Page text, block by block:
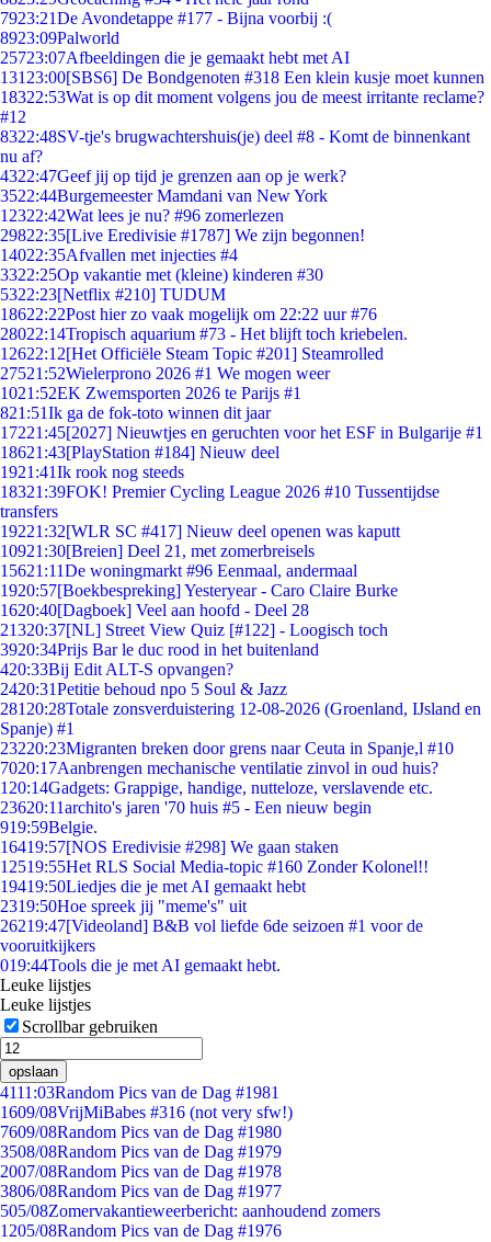
7923:21De Avondetappe #177 - Bijna voorbij :(
8923:09Palworld
25723:07Afbeeldingen die je gemaakt hebt met AI
131 23:00[SBS6] De Bondgenoten #318 Een klein kusje moet kunnen
18322:53Wat is op dit moment volgens jou de meest irritante reclame?
#12
8322:48SV-tje's brugwachtershuis(je) deel #8 - Komt de binnenkant
nu af?
4322:47Geef jij op tijd je grenzen aan op je werk?
3522:44Burgemeester Mamdani van New York
12322:42Wat lees je nu? #96 zomerlezen
29822:35[Live Eredivisie #1787] We zijn begonnen!
14022:35Afvallen met injecties #4
3322:25Op vakantie met (kleine) kinderen #30
5322:23[Netflix #210] TUDUM
18622:22Post hier zo vaak mogelijk om 22:22 uur #76
28022:14Tropisch aquarium #73 - Het blijft toch kriebelen.
12622:12[Het Officiële Steam Topic #201] Steamrolled
27521:52Wielerprono 2026 #1 We mogen weer
1021:52EK Zwemsporten 2026 te Parijs #1
821:51Ik ga de fok-toto winnen dit jaar
17221:45[2027] Nieuwtjes en geruchten voor het ESF in Bulgarije #1
18621:43[PlayStation #184] Nieuw deel
1921:41Ik rook nog steeds
18321:39FOK! Premier Cycling League 2026 #10 Tussentijdse
transfers
19221:32[WLR SC #417] Nieuw deel openen was kaputt
10921:30[Breien] Deel 21, met zomerbreisels
15621:11De woningmarkt #96 Eenmaal, andermaal
1920:57[Boekbespreking] Yesteryear - Caro Claire Burke
1620:40[Dagboek] Veel aan hoofd - Deel 28
21320:37[NL] Street View Quiz [#122] - Loogisch toch
3920:34Prijs Bar le duc rood in het buitenland
420:33Bij Edit ALT-S opvangen?
2420:31Petitie behoud npo 5 Soul & Jazz
281 20:28Totale zonsverduistering 12-08-2026 (Groenland, IJsland en
Spanje) #1
23220:23Migranten breken door grens naar Ceuta in Spanje,l #10
7020:17Aanbrengen mechanische ventilatie zinvol in oud huis?
1 20:14Gadgets: Grappige, handige, nutteloze, verslavende etc.
23620:11archito's jaren '70 huis #5 - Een nieuw begin
919:59Belgie.
16419:57[NOS Eredivisie #298] We gaan staken
12519:55Het RLS Social Media-topic #160 Zonder Kolonel!!
19419:50Liedjes die je met AI gemaakt hebt
2319:50Hoe spreek jij "meme's" uit
26219:47[Videoland] B&B vol liefde 6de seizoen #1 voor de
vooruitkijkers
019:44Tools die je met AI gemaakt hebt.
Leuke lijstjes
Leuke lijstjes
Scrollbar gebruiken
opslaan
4111:03Random Pics van de Dag #1981
1609/08VrijMiBabes #316 (not very sfw!)
7609/08Random Pics van de Dag #1980
3508/08Random Pics van de Dag #1979
2007/08Random Pics van de Dag #1978
3806/08Random Pics van de Dag #1977
505/08Zomervakantieweerbericht: aanhoudend zomers
1205/08Random Pics van de Dag #1976